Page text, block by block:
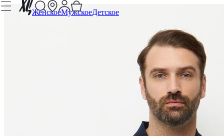
ЖенскоеМужскоеДетское